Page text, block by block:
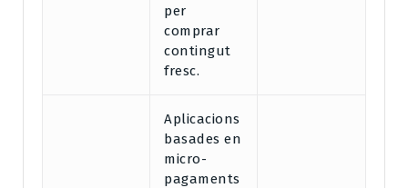
per
comprar
contingut
fresc.
Aplicacions
basades en
micro-
pagaments